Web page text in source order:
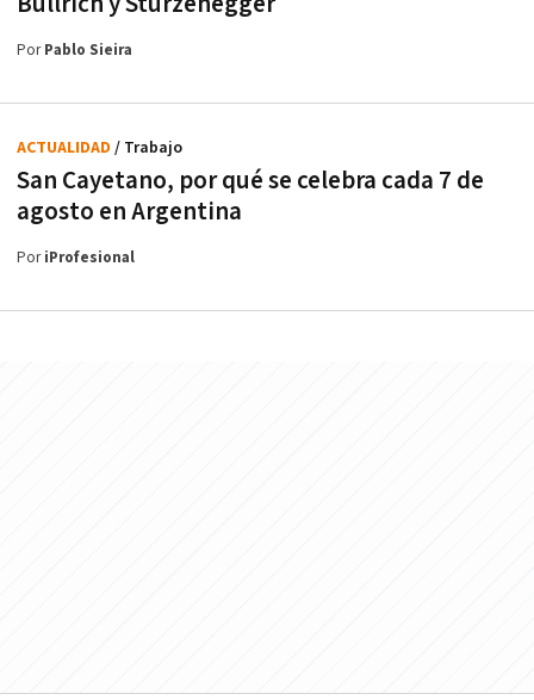
PorPablo Sieira
San Cayetano, por qué se celebra cada 7 de
agosto en Argentina
ACTUALIDAD / Trabajo
PoriProfesional